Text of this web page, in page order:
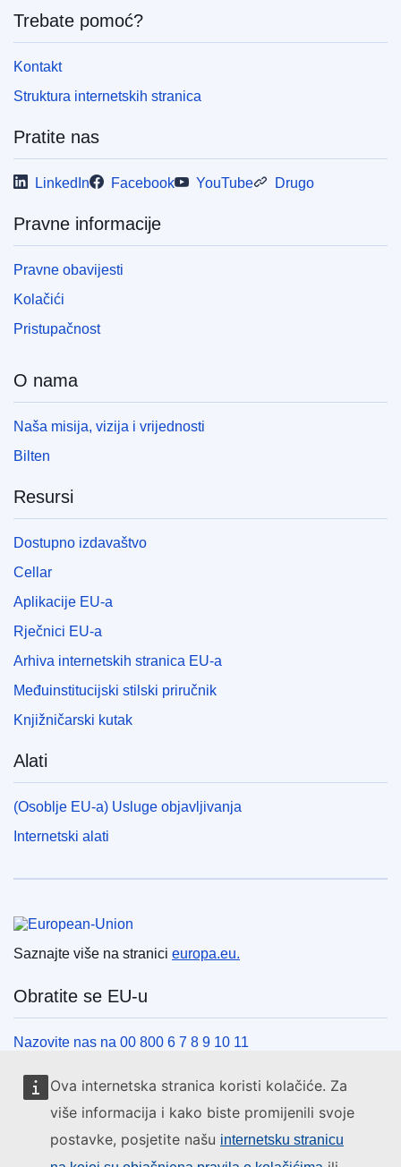
Ova internetska stranica koristi kolačiće. Za
više informacija i kako biste promijenili svoje
postavke, posjetite našu internetsku stranicu
Trebate pomoć?
Kontakt
Struktura internetskih stranica
Pratite nas
LinkedIn Facebook YouTube Drugo
Pravne informacije
Pravne obavijesti
Kolačići
Pristupačnost
O nama
Naša misija, vizija i vrijednosti
Bilten
Resursi
Dostupno izdavaštvo
Cellar
Aplikacije EU-a
Rječnici EU-a
Arhiva internetskih stranica EU-a
Međuinstitucijski stilski priručnik
Knjižničarski kutak
Alati
(Osoblje EU-a) Usluge objavljivanja
Internetski alati
Saznajte više na stranici europa.eu.
Obratite se EU-u
Nazovite nas na 00 800 6 7 8 9 10 11
Uspostavite telefonsku vezu na drugi način
Pišite nam služeći se našim obrascem za kontakt
Upoznajte nas u jednom od centara EU-a